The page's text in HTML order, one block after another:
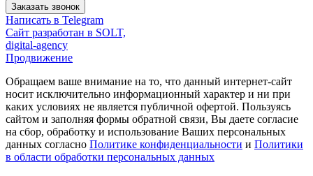
Заказать звонок
Написать в Telegram
Сайт разработан в SOLT,
digital-agency
Продвижение
Обращаем ваше внимание на то, что данный интернет-сайт
носит исключительно информационный характер и ни при
каких условиях не является публичной офертой. Пользуясь
сайтом и заполняя формы обратной связи, Вы даете согласие
на сбор, обработку и использование Ваших персональных
данных согласно Политике конфиденциальности и Политики
в области обработки персональных данных